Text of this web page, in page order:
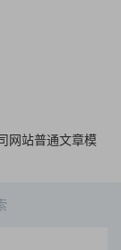
网站普通文章模